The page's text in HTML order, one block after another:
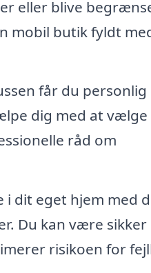
eller blive
mobil butik fyldt
får du
dig med at vælge
råd om
dit eget hjem med
Du kan være sikker
risikoen for